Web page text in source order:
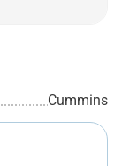
Cummins